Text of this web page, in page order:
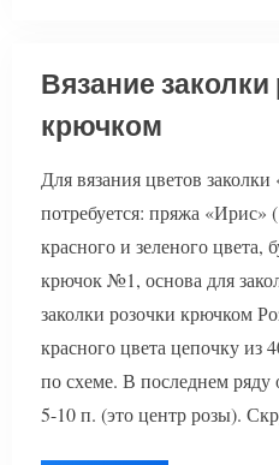
Вязание заколки
крючком
Для вязания цветов
потребуется: пряжа «Ирис»
красного и зеленого цвета,
крючок №1, основа для
заколки розочки крючком
красного цвета цепочку из
по схеме. В последнем ряду
5-10 п. (это центр розы).